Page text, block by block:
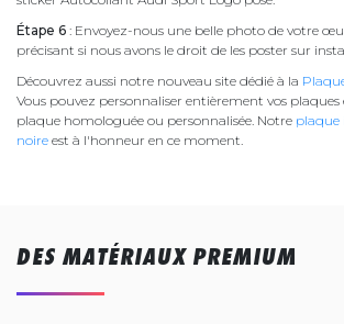
Étape 6 : Envoyez-nous une belle photo de votre
précisant si nous avons le droit de les poster sur
Découvrez aussi notre nouveau site dédié à la
Vous pouvez personnaliser entièrement vos
plaque homologuée ou personnalisée. Notre
noire est à l'honneur en ce moment.
DES MATÉRIAUX PREMIUM